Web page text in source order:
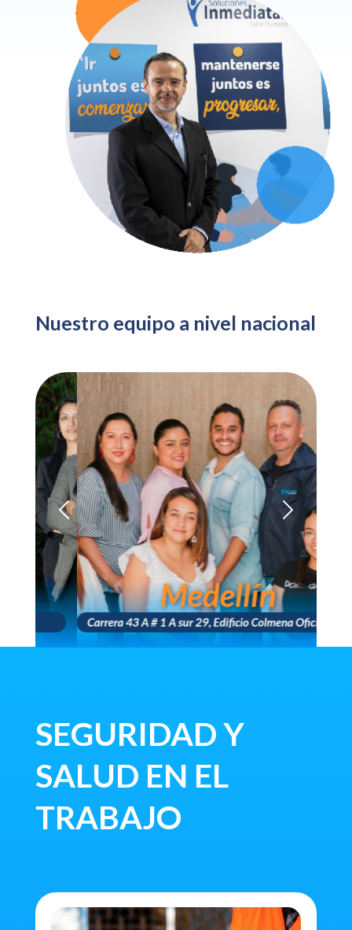
Nuestro equipo a nivel nacional
SEGURIDAD Y
SALUD EN EL
TRABAJO